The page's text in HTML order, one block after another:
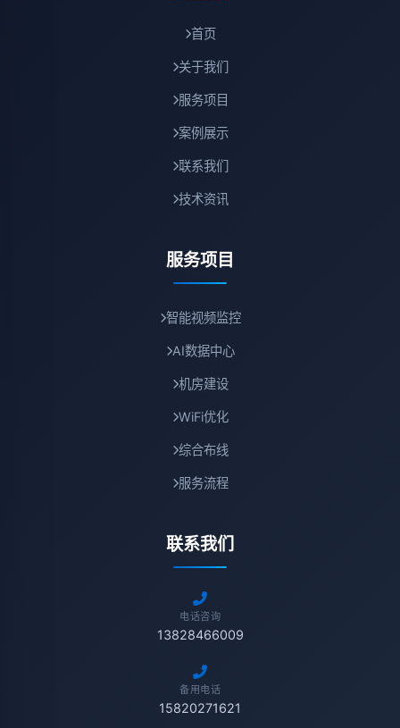
首页
关于我们
服务项目
案例展示
联系我们
技术资讯
服务项目
智能视频监控
AI数据中心
机房建设
WiFi优化
综合布线
服务流程
联系我们
电话咨询
13828466009
备用电话
15820271621